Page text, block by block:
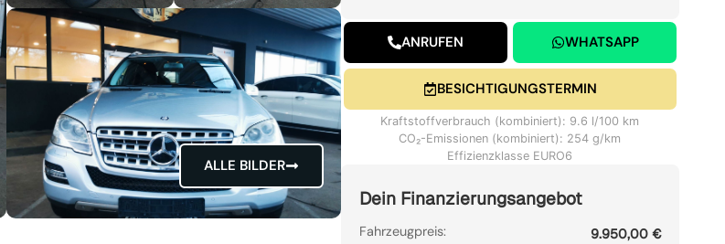
ALLE BILDER
ANRUFEN WHATSAPP
BESICHTIGUNGSTERMIN
Kraftstoffverbrauch (kombiniert): 9.6 l/100 km
CO₂-Emissionen (kombiniert): 254 g/km
Effizienzklasse EURO6
Dein Finanzierungsangebot
Fahrzeugpreis:
9.950,00 €